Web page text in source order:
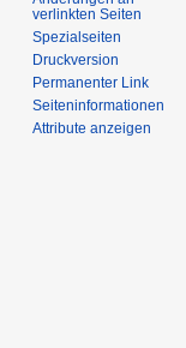
verlinkten Seiten
Spezialseiten
Druckversion
Permanenter Link
Seiten­informationen
Attribute anzeigen